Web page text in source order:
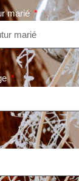
marié